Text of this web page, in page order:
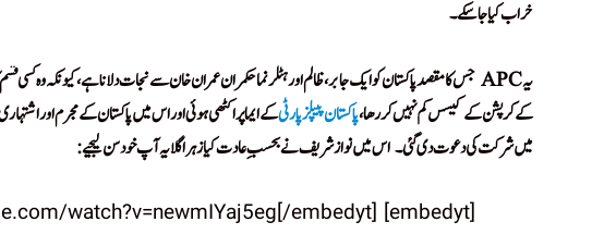
خراب کیا جا سکے۔
یہ APC جس کا مقصد پاکستان کو ایک جابر، ظالم اور ہٹلرنما حکمران عمران خان سے نجات دلانا ہے، کیونکہ وہ کسی قسم کا این آر اور نہیں دے رہا،
کے کرپشن کے کیسس کم نہیں کر رھا،پاکستان پیپلزپارٹیکے ایما پر اکٹھی ہوئی اور اس میں پاکستان کے مجرم اور
میں شرکت کی دعوت دی گئی۔! اس میں نوازشریف نے بحسبِ عادت کیا زہر اگلا یہ آپ خود سن لیجیے:
[embedyt] https://www.youtube.com/watch?v=newmIYaj5eg[/embedyt]